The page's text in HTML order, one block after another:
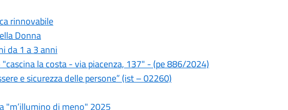
rinnovabile
Donna
da 1 a 3 anni
la costa - via piacenza, 137" - (pe 886/2024)
e sicurezza delle persone” (ist – 02260)
"m’illumino di meno" 2025